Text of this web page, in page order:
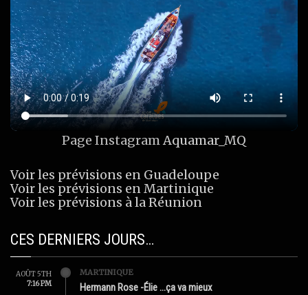
Page InstagramAquamar_MQ
Voir les prévisions en Guadeloupe
Voir les prévisions en Martinique
Voir les prévisions à la Réunion
CES DERNIERS JOURS…
AOÛT 5TH
7:16 PM
MARTINIQUE
Hermann Rose -Élie …ça va mieux